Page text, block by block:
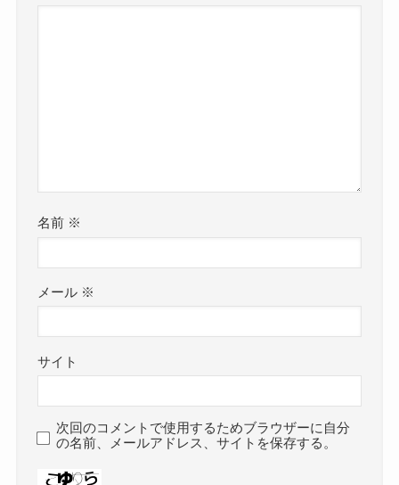
名前 ※
メール ※
サイト
次回のコメントで使用するためブラウザーに自分
の名前、メールアドレス、サイトを保存する。